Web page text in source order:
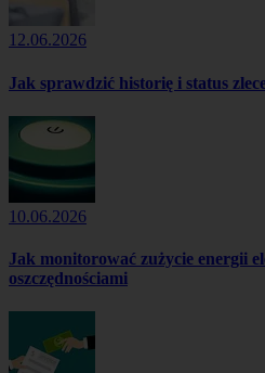
12.06.2026
Jak sprawdzić historię i status
10.06.2026
Jak monitorować zużycie energii
oszczędnościami